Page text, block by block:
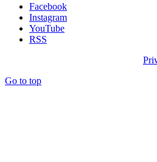
Facebook
Instagram
YouTube
RSS
Go to top